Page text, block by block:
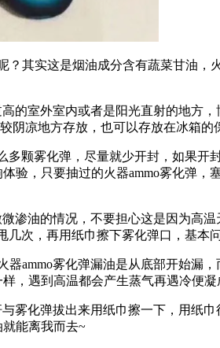
其实这是烟油成分含有蔬菜甘油，
的室外室内或者是阳光直射的地方
阴凉地方存放，也可以存放在冰箱的
颗雾化弹，尽量就少开封，如果
验，只要抽过的火器ammo雾化弹
渗油的情况，不要担心这是因为高
次，再用纸巾擦下雾化弹口，基本
ammo雾化弹漏油是从底部开始漏
遇到高温都会产生蒸气再遇冷便
雾化弹拔出来用纸巾擦一下，用纸
能离我而去~